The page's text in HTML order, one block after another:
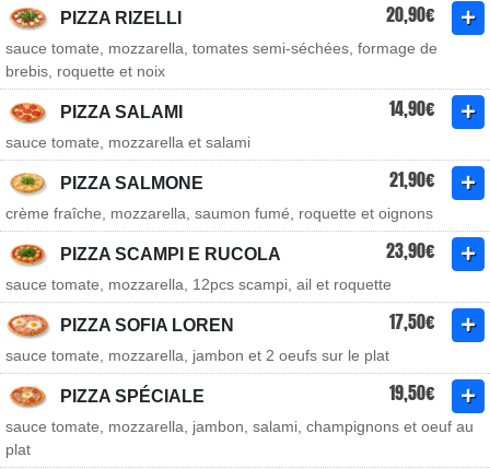
PIZZA RIZELLI 20,90€
sauce tomate, mozzarella, tomates semi-séchées, formage de
brebis, roquette et noix
PIZZA SALAMI 14,90€
sauce tomate, mozzarella et salami
PIZZA SALMONE 21,90€
crème fraîche, mozzarella, saumon fumé, roquette et oignons
PIZZA SCAMPI E RUCOLA 23,90€
sauce tomate, mozzarella, 12pcs scampi, ail et roquette
PIZZA SOFIA LOREN 17,50€
sauce tomate, mozzarella, jambon et 2 oeufs sur le plat
PIZZA SPÉCIALE 19,50€
sauce tomate, mozzarella, jambon, salami, champignons et oeuf au
plat